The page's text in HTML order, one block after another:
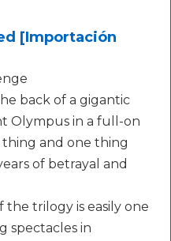
[Importación
back of a gigantic
Olympus in a full-on
thing and one thing
of betrayal and
trilogy is easily one
spectacles in